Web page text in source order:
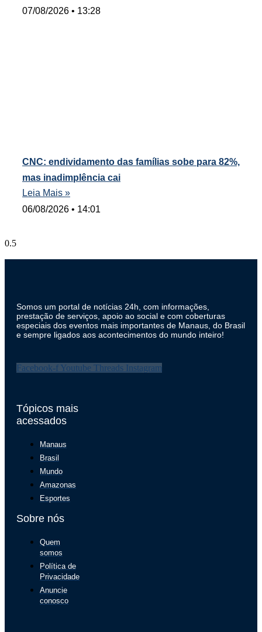
07/08/2026
13:28
CNC: endividamento das famílias sobe para 82%,
mas inadimplência cai
Leia Mais »
06/08/2026
14:01
Somos um portal de notícias 24h, com informações,
prestação de serviços, apoio ao social e com coberturas
especiais dos eventos mais importantes de Manaus, do Brasil
e sempre ligados aos acontecimentos do mundo inteiro!
Facebook-f Youtube Threads Instagram
Tópicos mais
acessados
Manaus
Brasil
Mundo
Amazonas
Esportes
Sobre nós
Quem
somos
Política de
Privacidade
Anuncie
conosco